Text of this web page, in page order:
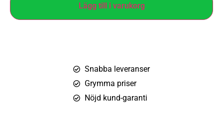
Lägg till i varukorg
Snabba leveranser
Grymma priser
Nöjd kund-garanti